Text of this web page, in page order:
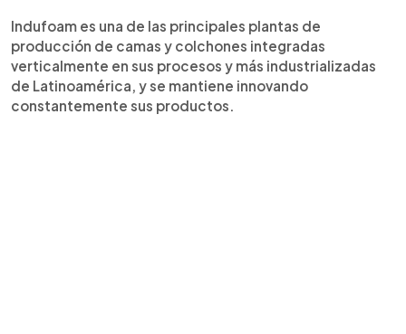
Indufoam es una de las principales plantas de
producción de camas y colchones integradas
verticalmente en sus procesos y más industrializadas
de Latinoamérica, y se mantiene innovando
constantemente sus productos.